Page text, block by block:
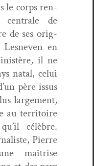
le corps ren­
cen­trale de
de ses orig­
en
il ne
natal, celui
père issus
large­ment,
au ter­ri­toire
célèbre.
Pierre
maîtrise